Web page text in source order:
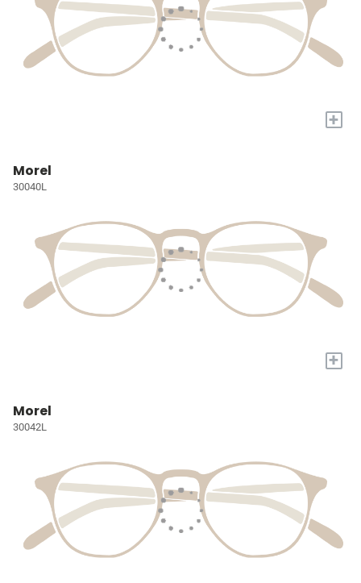
+
Morel
30040L
+
Morel
30042L